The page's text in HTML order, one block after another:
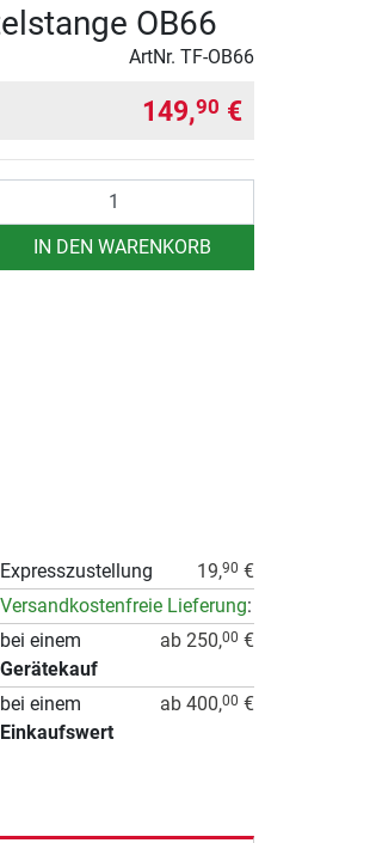
OB66
ArtNr. TF-OB66
149,90 €
IN DEN WARENKORB
Expresszustellung 19,90 €
Versandkostenfreie Lieferung:
bei einem
Gerätekauf
ab 250,00 €
bei einem
Einkaufswert
ab 400,00 €